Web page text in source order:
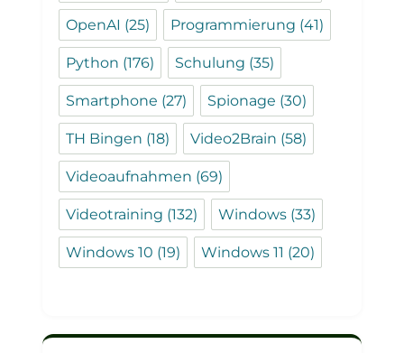
OpenAI (25) Programmierung (41)
Python (176) Schulung (35)
Smartphone (27) Spionage (30)
TH Bingen (18) Video2Brain (58)
Videoaufnahmen (69)
Videotraining (132) Windows (33)
Windows 10 (19) Windows 11 (20)